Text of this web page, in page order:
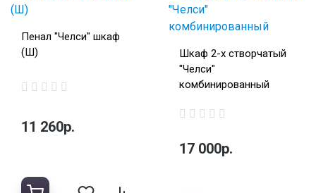
Пенал "Челси" шкаф
(Ш)
11 260р.
Шкаф 2-х створчатый
"Челси"
комбинированный
17 000р.